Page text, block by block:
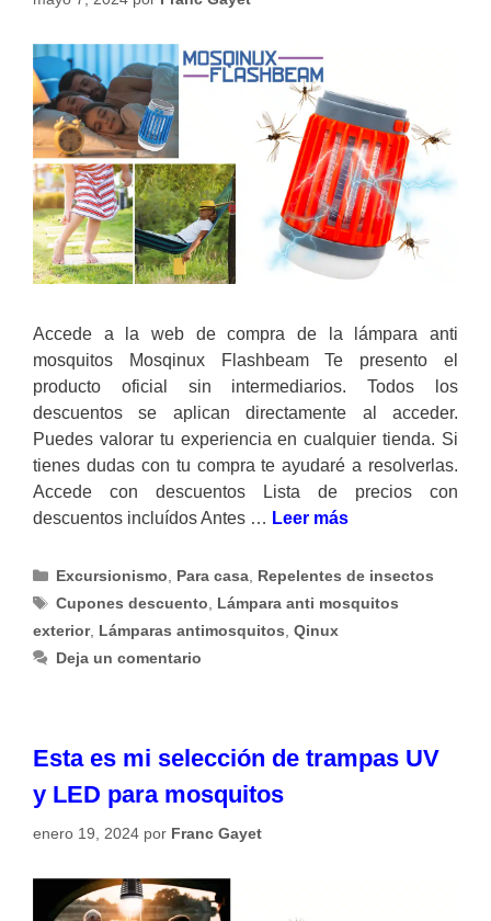
Accede a la web de compra de la lámpara anti
mosquitos Mosqinux Flashbeam Te presento el
producto oficial sin intermediarios. Todos los
descuentos se aplican directamente al acceder.
Puedes valorar tu experiencia en cualquier tienda. Si
tienes dudas con tu compra te ayudaré a resolverlas.
Accede con descuentos Lista de precios con
descuentos incluídos Antes … Leer más
Categorías
Excursionismo Para casa Repelentes de insectos
Etiquetas
Cupones descuento
Lámpara anti mosquitos
exterior, Lámparas antimosquitos Qinux
Deja un comentario
Esta es mi selección de trampas UV
y LED para mosquitos
enero 19, 2024 por Franc Gayet